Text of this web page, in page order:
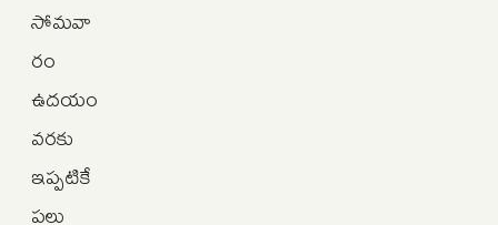
సోమవా
రం
ఉదయం
వరకు
ఇప్పటికే
పలు